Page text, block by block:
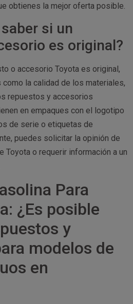
obtienes la mejor oferta posible.
si un
es original?
o accesorio Toyota es original,
la calidad de los materiales,
repuestos y accesorios
en empaques con el logotipo
de serie o etiquetas de
puedes solicitar la opinión de
Toyota o requerir información a un
Para
¿Es posible
y
modelos de
en